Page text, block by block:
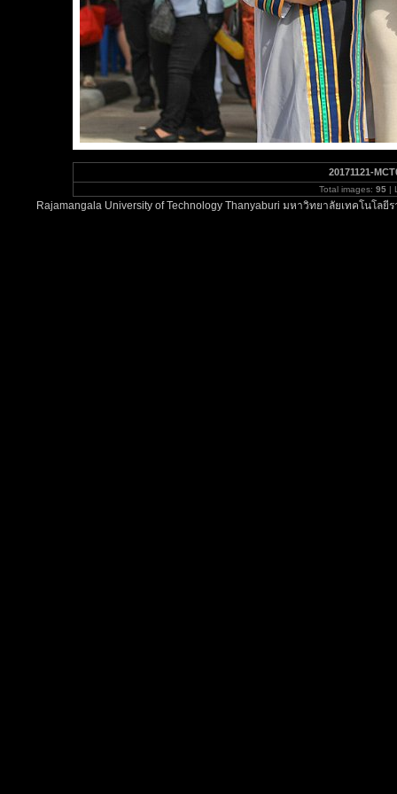
20171121-
Total images: 95 |
Rajamangala University of Technology Thanyaburi มหาวิทยาลัยเทคโนโ